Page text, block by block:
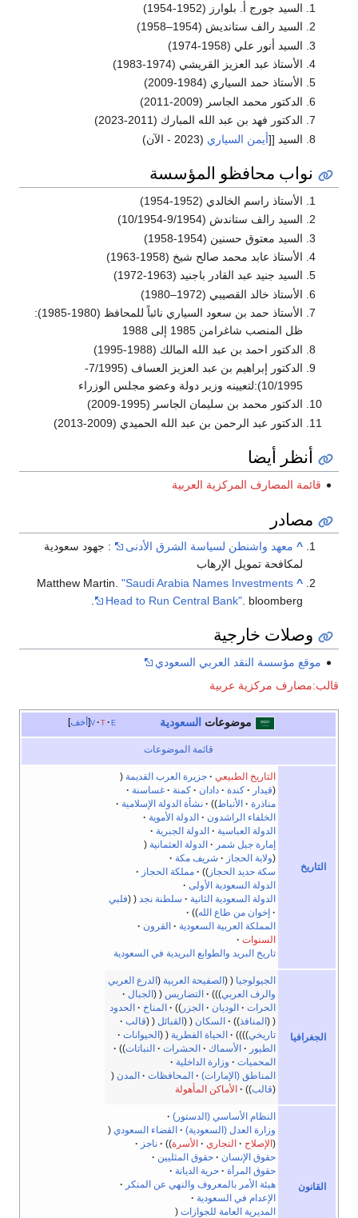
السيد جورج أ. بلوارز (1952-1954)
السيد رالف ستانديش (1954–1958)
السيد أنور علي (1958-1974)
الأستاذ عبد العزيز القريشي (1974-1983)
الأستاذ حمد السياري (1984-2009)
الدكتور محمد الجاسر (2009-2011)
الدكتور فهد بن عبد الله المبارك (2011-2023)
السيد [[أيمن السياري (2023 - الآن)
نواب محافظو المؤسسة
الأستاذ راسم الخالدي (1952-1954)
السيد رالف ستاندش (9/1954-10/1954)
السيد معتوق حسنين (1954-1958)
الأستاذ عابد محمد صالح شيخ (1958-1963)
السيد جنيد عبد القادر باجنيد (1963-1972)
الأستاذ خالد القصيبي (1972–1980)
الأستاذ حمد بن سعود السياري نائباً للمحافظ (1980-1985):
ظل المنصب شاغرامن 1985 إلى 1988
الدكتور احمد بن عبد الله المالك (1988-1995)
الدكتور إبراهيم بن عبد العزيز العساف (7/1995-
10/1995):لتعيينه وزير دولة وعضو مجلس الوزراء
الدكتور محمد بن سليمان الجاسر (1995-2009)
الدكتور عبد الرحمن بن عبد الله الحميدي (2009-2013)
أنظر أيضا
قائمة المصارف المركزية العربية
مصادر
^ معهد واشنطن لسياسة الشرق الأدنى
: جهود سعودية
لمكافحة تمويل الإرهاب
^
Matthew Martin."Saudi Arabia Names Investments
Head to Run Central Bank" . bloomberg.
وصلات خارجية
موقع مؤسسة النقد العربي السعودي
قالب:مصارف مركزية عربية
أخف v t e موضوعات السعودية
قائمة الموضوعات
التاريخ
التاريخ الطبيعي
جزيرة العرب القديمة
قيدار
كندة دادان كمنة
غساسنة
مناذرة
الأنباط
نشأة الدولة الإسلامية
الخلفاء الراشدون
الدولة الأموية
الدولة العباسية
الدولة الجبرية
إمارة جبل شمر
الدولة العثمانية
ولاية الحجاز
شريف مكة
سكة حديد الحجاز
مملكة الحجاز
الدولة السعودية الأولى
الدولة السعودية الثانية
سلطنة نجد
فلبي
إخوان من طاع الله
المملكة العربية السعودية
القرون
السنوات
تاريخ البريد والطوابع البريدية في السعودية
الجغرافيا
الجيولوجيا الصفيحة العربية ( الدرع العربي
والرف العربي) التضاريس
الجبال
الحرات
الوديان الجزر المناخ
الحدود
المنافذ
السكان القبائل
قالب
تاريخي
الحياة الفطرية
الحيوانات
الطيور
الأسماك الحشرات
النباتات
المحميات
وزارة الداخلية
المناطق (الإمارات)
المحافظات
المدن
قالب
الأماكن المأهولة
القانون
النظام الأساسي (الدستور)
وزارة العدل (السعودية)
القضاء السعودي
الإصلاح
التجاري الأسرة
ناجز
حقوق الإنسان
حقوق المثليين
حقوق المرأة
حرية الديانة
هيئة الأمر بالمعروف والنهي عن المنكر
الإعدام في السعودية
المديرية العامة للجوازات